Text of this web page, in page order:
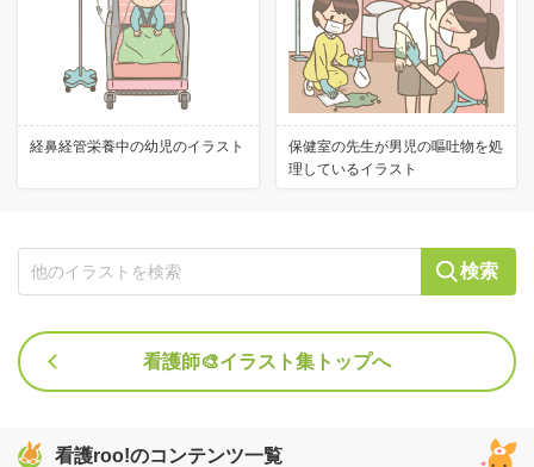
経鼻経管栄養中の幼児のイラスト
保健室の先生が男児の嘔吐物を処
理しているイラスト
検索
看護師🎨イラスト集トップへ
看護roo!のコンテンツ一覧